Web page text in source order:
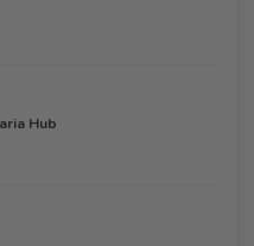
Hub